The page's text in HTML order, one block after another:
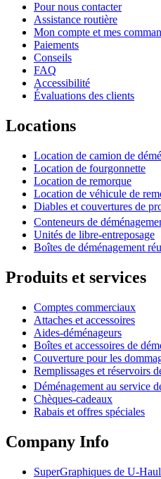
Pour nous contacter
Assistance routière
Mon compte et mes
Paiements
Conseils
FAQ
Accessibilité
Évaluations des clients
Locations
Location de camion de
Location de fourgonnette
Location de remorque
Location de véhicule de
Diables et couvertures de
Conteneurs de
Unités de libre-entreposage
Boîtes de déménagement
Produits et services
Comptes commerciaux
Attaches et accessoires
Aides-déménageurs
Boîtes et accessoires de
Couverture pour les
Remplissages et réservoirs
Déménagement au service
Chèques-cadeaux
Rabais et offres spéciales
Company Info
SuperGraphiques de U-Haul